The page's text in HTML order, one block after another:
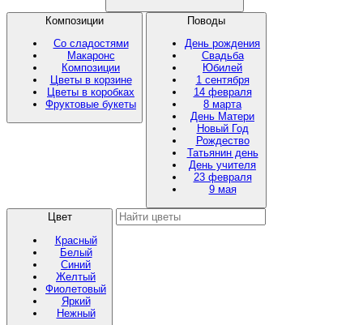
Композиции
Со сладостями
Макаронс
Композиции
Цветы в корзине
Цветы в коробках
Фруктовые букеты
Поводы
День рождения
Свадьба
Юбилей
1 сентября
14 февраля
8 марта
День Матери
Новый Год
Рождество
Татьянин день
День учителя
23 февраля
9 мая
Цвет
Красный
Белый
Синий
Желтый
Фиолетовый
Яркий
Нежный